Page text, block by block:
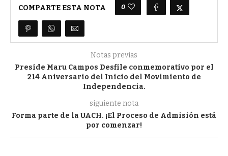
COMPARTE ESTA NOTA 0
Notas previas
Preside Maru Campos Desfile conmemorativo por el
214 Aniversario del Inicio del Movimiento de
Independencia.
siguiente nota
Forma parte de la UACH. ¡El Proceso de Admisión está
por comenzar!